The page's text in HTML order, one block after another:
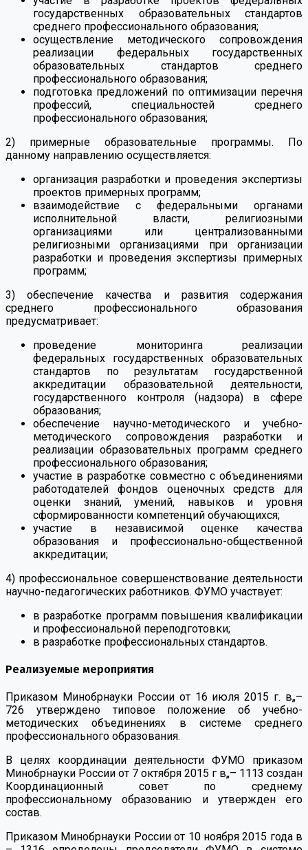
государственных образовательных стандартов
среднего профессионального образования;
осуществление методического сопровождения
реализации федеральных государственных
образовательных стандартов среднего
профессионального образования;
подготовка предложений по оптимизации перечня
профессий, специальностей среднего
профессионального образования;
2) примерные образовательные программы. По
данному направлению осуществляется:
организация разработки и проведения экспертизы
проектов примерных программ;
взаимодействие с федеральными органами
исполнительной власти, религиозными
организациями или централизованными
религиозными организациями при организации
разработки и проведения экспертизы примерных
программ;
3) обеспечение качества и развития содержания
среднего профессионального образования
предусматривает:
проведение мониторинга реализации
федеральных государственных образовательных
стандартов по результатам государственной
аккредитации образовательной деятельности,
государственного контроля (надзора) в сфере
образования;
обеспечение научно-методического и учебно-
методического сопровождения разработки и
реализации образовательных программ среднего
профессионального образования;
участие в разработке совместно с объединениями
работодателей фондов оценочных средств для
оценки знаний, умений, навыков и уровня
сформированности компетенций обучающихся;
участие в независимой оценке качества
образования и профессионально-общественной
аккредитации;
4) профессиональное совершенствование деятельности
научно-педагогических работников. ФУМО участвует:
в разработке программ повышения квалификации
и профессиональной переподготовки;
в разработке профессиональных стандартов.
Реализуемые мероприятия
Приказом Минобрнауки России от 16 июля 2015 г. в„–
726 утверждено типовое положение об учебно-
методических объединениях в системе среднего
профессионального образования.
В целях координации деятельности ФУМО приказом
Минобрнауки России от 7 октября 2015 г в„– 1113 создан
Координационный совет по среднему
профессиональному образованию и утвержден его
состав.
Приказом Минобрнауки России от 10 ноября 2015 года в